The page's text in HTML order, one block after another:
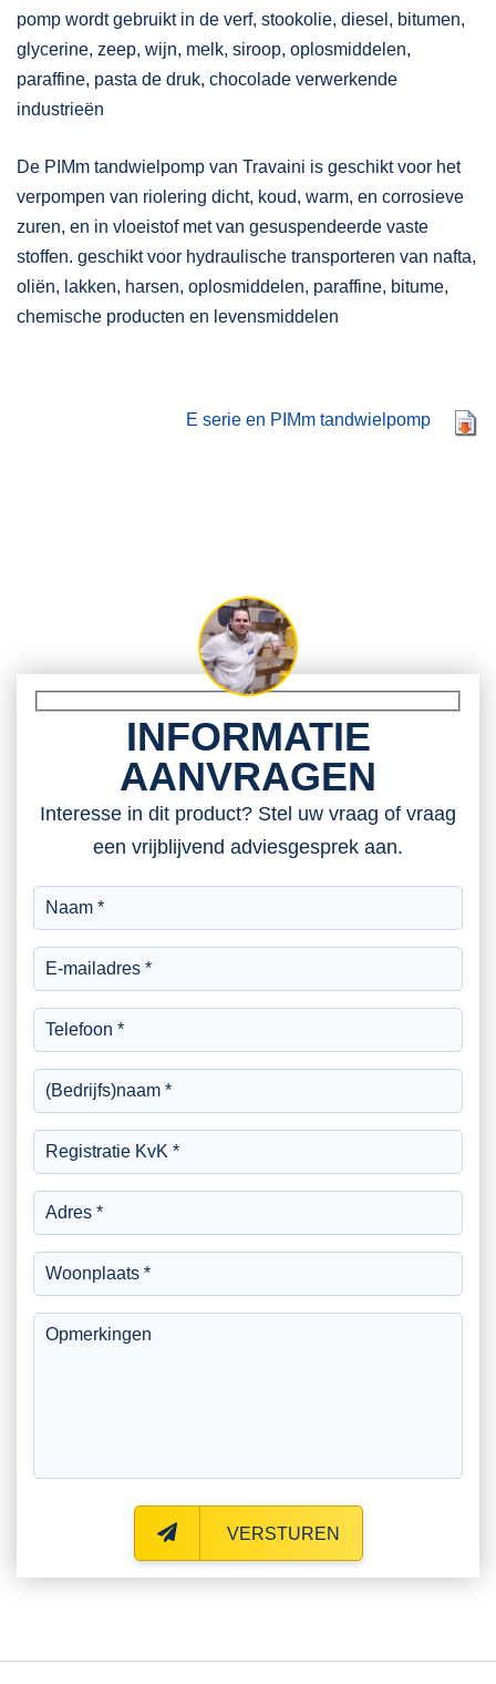
pomp wordt gebruikt in de verf, stookolie, diesel, bitumen,
glycerine, zeep, wijn, melk, siroop, oplosmiddelen,
paraffine, pasta de druk, chocolade verwerkende
industrieën
De PIMm tandwielpomp van Travaini is geschikt voor het
verpompen van riolering dicht, koud, warm, en corrosieve
zuren, en in vloeistof met van gesuspendeerde vaste
stoffen. geschikt voor hydraulische transporteren van nafta,
oliën, lakken, harsen, oplosmiddelen, paraffine, bitume,
chemische producten en levensmiddelen
E serie en PIMm tandwielpomp
INFORMATIE
AANVRAGEN
Interesse in dit product? Stel uw vraag of vraag
een vrijblijvend adviesgesprek aan.
VERSTUREN